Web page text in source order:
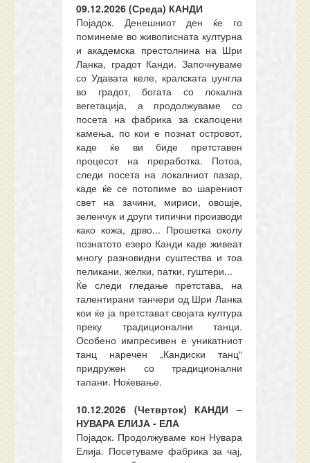
09.12.2026 (Среда) КАНДИ
Појадок. Денешниот ден ќе го
поминеме во живописната културна
и академска престолнина на Шри
Ланка, градот Канди. Започнуваме
со Удавата келе, кралската џунгла
во градот, богата со локална
вегетација, а продолжуваме со
посета на фабрика за скапоцени
камења, по кои е познат островот,
каде ќе ви биде претставен
процесот на преработка. Потоа,
следи посета на локалниот пазар,
каде ќе се потопиме во шарениот
свет на зачини, мириси, овошје,
зеленчук и други типични производи
како кожа, дрво... Прошетка околу
познатото езеро Канди каде живеат
многу разновидни суштества и тоа
пеликани, желки, патки, гуштери...
Ќе следи гледање претстава, на
талентирани танчери од Шри Ланка
кои ќе ја претстават својата култура
преку традиционални танци.
Особено импресивен е уникатниот
танц наречен „Кандиски танц“
придружен со традиционални
тапани. Ноќевање.
10.12.2026 (Четврток) КАНДИ –
НУВАРА ЕЛИЈА - ЕЛА
Појадок. Продолжуваме кон Нувара
Елија. Посетуваме фабрика за чај,